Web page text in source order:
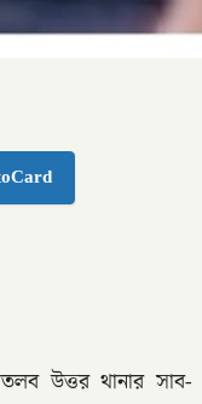
উত্তর থানার সাব-